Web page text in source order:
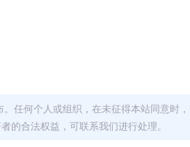
任何个人或组织，在未征得本站同意时
的合法权益，可联系我们进行处理。